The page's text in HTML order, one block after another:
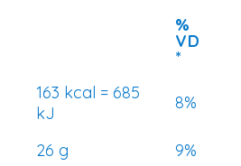
%
VD
*
163 kcal = 685
kJ
8%
26 g
9%